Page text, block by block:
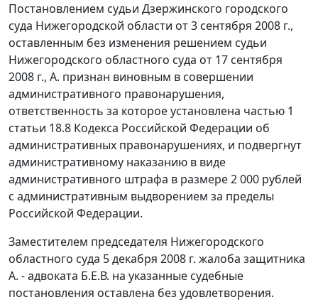
Постановлением судьи Дзержинского городского
суда Нижегородской области от 3 сентября 2008 г.,
оставленным без изменения решением судьи
Нижегородского областного суда от 17 сентября
2008 г., А. признан виновным в совершении
административного правонарушения,
ответственность за которое установлена частью 1
статьи 18.8 Кодекса Российской Федерации об
административных правонарушениях, и подвергнут
административному наказанию в виде
административного штрафа в размере 2 000 рублей
с административным выдворением за пределы
Российской Федерации.
Заместителем председателя Нижегородского
областного суда 5 декабря 2008 г. жалоба защитника
А. - адвоката Б.Е.В. на указанные судебные
постановления оставлена без удовлетворения.